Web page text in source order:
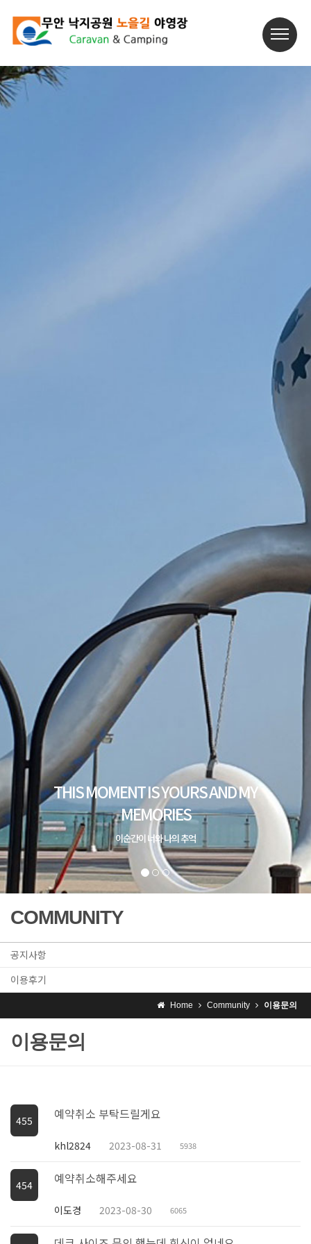
COMMUNITY
공지사항
이용후기
Home Community 이용문의
이용문의
455 예약취소 부탁드릴게요
khl2824 2023-08-31 5938
454 예약취소해주세요
이도경 2023-08-30 6065